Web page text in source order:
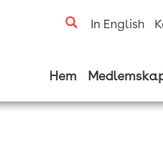
In English
Hem